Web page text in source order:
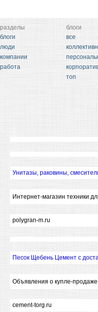
разделы
блоги
люди
компании
работа
блоги
все
топ
Унитазы, раковины,
Интернет-магазин техники
polygran-m.ru
Песок Щебень Цемент с
Объявления о купле-
cement-torg.ru